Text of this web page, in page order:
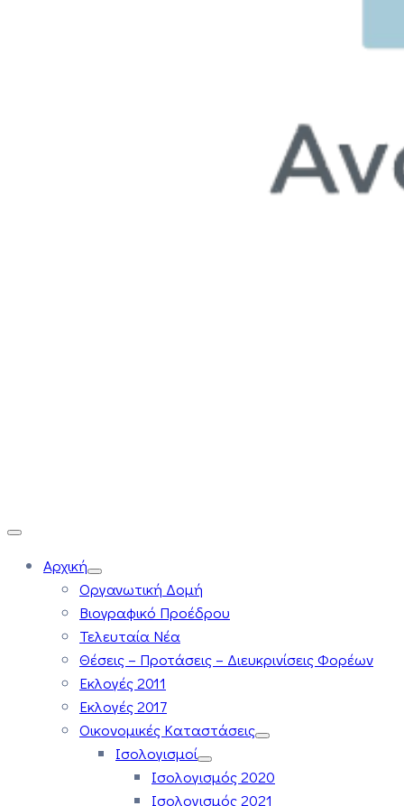
Αρχική
Οργανωτική Δομή
Βιογραφικό Προέδρου
Τελευταία Νέα
Θέσεις – Προτάσεις – Διευκρινίσεις Φορέων
Εκλογές 2011
Εκλογές 2017
Οικονομικές Καταστάσεις
Ισολογισμοί
Ισολογισμός 2020
Ισολογισμός 2021